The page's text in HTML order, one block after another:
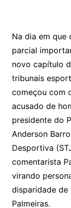
Na dia em que
parcial
novo capítulo
tribunais
começou com
acusado de
presidente do
Anderson
Desportiva
comentarista
virando
disparidade de
Palmeiras.